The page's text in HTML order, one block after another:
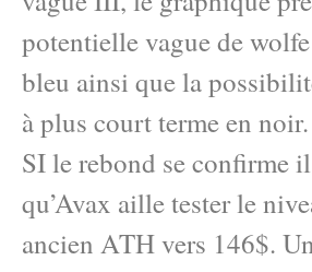
potentielle vague de
bleu ainsi que la
à plus court terme en noir.
SI le rebond se confirme
qu’Avax aille tester le
ancien ATH vers 146$.